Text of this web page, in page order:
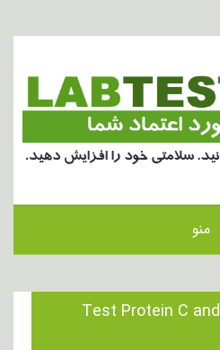
منو
هدف از انجام آزمایش Test Protein C and